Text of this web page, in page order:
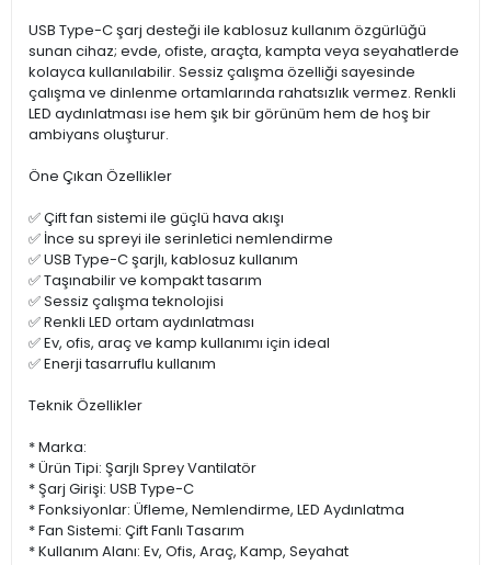
USB Type-C şarj desteği ile kablosuz kullanım özgürlüğü
sunan cihaz; evde, ofiste, araçta, kampta veya seyahatlerde
kolayca kullanılabilir. Sessiz çalışma özelliği sayesinde
çalışma ve dinlenme ortamlarında rahatsızlık vermez. Renkli
LED aydınlatması ise hem şık bir görünüm hem de hoş bir
ambiyans oluşturur.
Öne Çıkan Özellikler
✅ Çift fan sistemi ile güçlü hava akışı
✅ İnce su spreyi ile serinletici nemlendirme
✅ USB Type-C şarjlı, kablosuz kullanım
✅ Taşınabilir ve kompakt tasarım
✅ Sessiz çalışma teknolojisi
✅ Renkli LED ortam aydınlatması
✅ Ev, ofis, araç ve kamp kullanımı için ideal
✅ Enerji tasarruflu kullanım
Teknik Özellikler
* Marka:
* Ürün Tipi: Şarjlı Sprey Vantilatör
* Şarj Girişi: USB Type-C
* Fonksiyonlar: Üfleme, Nemlendirme, LED Aydınlatma
* Fan Sistemi: Çift Fanlı Tasarım
* Kullanım Alanı: Ev, Ofis, Araç, Kamp, Seyahat